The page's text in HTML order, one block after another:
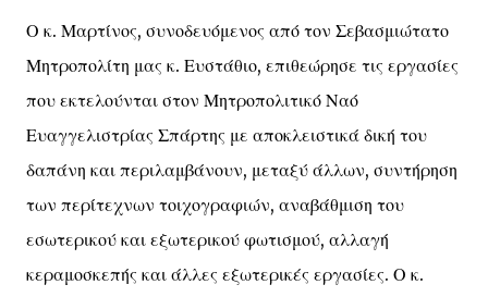
Ο κ. Μαρτίνος, συνοδευόμενος από τον Σεβασμιώτατο
Μητροπολίτη μας κ. Ευστάθιο, επιθεώρησε τις εργασίες
που εκτελούνται στον Μητροπολιτικό Ναό
Ευαγγελιστρίας Σπάρτης με αποκλειστικά δική του
δαπάνη και περιλαμβάνουν, μεταξύ άλλων, συντήρηση
των περίτεχνων τοιχογραφιών, αναβάθμιση του
εσωτερικού και εξωτερικού φωτισμού, αλλαγή
κεραμοσκεπής και άλλες εξωτερικές εργασίες. Ο κ.